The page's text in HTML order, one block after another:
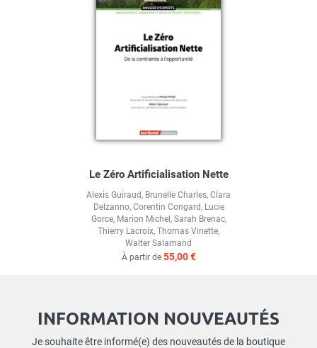
Le Zéro Artificialisation Nette
Alexis Guiraud, Brunelle Charles, Clara
Delzanno, Corentin Congard, Lucie
Gorce, Marion Michel, Sarah Brenac,
Thierry Lacroix, Thomas Vinette,
Walter Salamand
À partir de 55,00 €
INFORMATION NOUVEAUTÉS
Je souhaite être informé(e) des nouveautés de la boutique